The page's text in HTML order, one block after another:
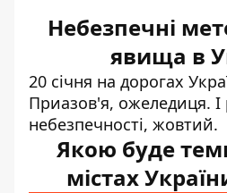
Небезпечні
явища в
20 січня на дорогах
Приазов'я, ожеледиця. I
небезпечності, жовтий.
Якою буде
містах